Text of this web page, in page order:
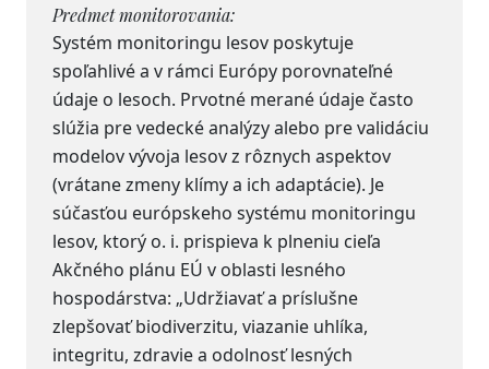
Predmet monitorovania:
Systém monitoringu lesov poskytuje
spoľahlivé a v rámci Európy porovnateľné
údaje o lesoch. Prvotné merané údaje často
slúžia pre vedecké analýzy alebo pre validáciu
modelov vývoja lesov z rôznych aspektov
(vrátane zmeny klímy a ich adaptácie). Je
súčasťou európskeho systému monitoringu
lesov, ktorý o. i. prispieva k plneniu cieľa
Akčného plánu EÚ v oblasti lesného
hospodárstva: „Udržiavať a príslušne
zlepšovať biodiverzitu, viazanie uhlíka,
integritu, zdravie a odolnosť lesných